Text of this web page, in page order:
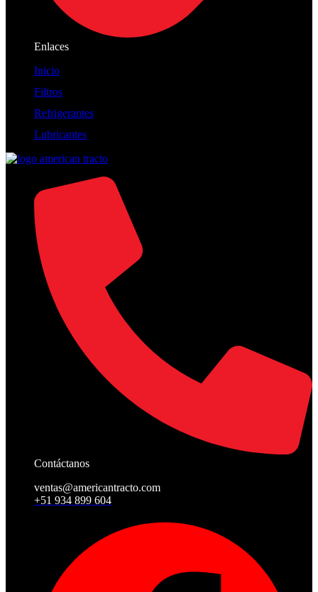
Enlaces
Inicio
Filtros
Refrigerantes
Lubricantes
Contáctanos
ventas@americantracto.com
+51 934 899 604